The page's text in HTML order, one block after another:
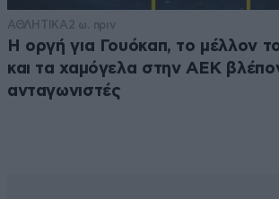
ΑΘΛΗΤΙΚΑ2 ω. πριν
Η οργή για Γουόκαπ, το μέλλον
και τα χαμόγελα στην ΑΕΚ
ανταγωνιστές